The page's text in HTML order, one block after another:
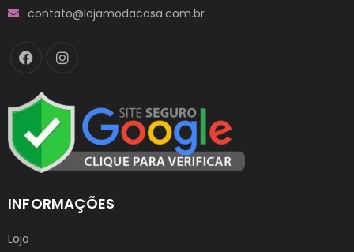
contato@lojamodacasa.com.br
INFORMAÇÕES
Loja